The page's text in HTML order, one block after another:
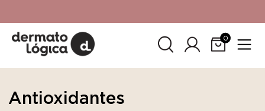
SkinCeuticals.
0
Antioxidantes